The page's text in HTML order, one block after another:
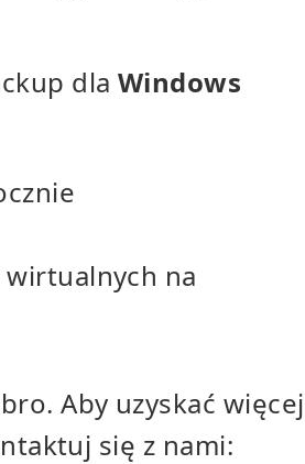
dla Windows
wirtualnych na
Aby uzyskać więcej
się z nami: